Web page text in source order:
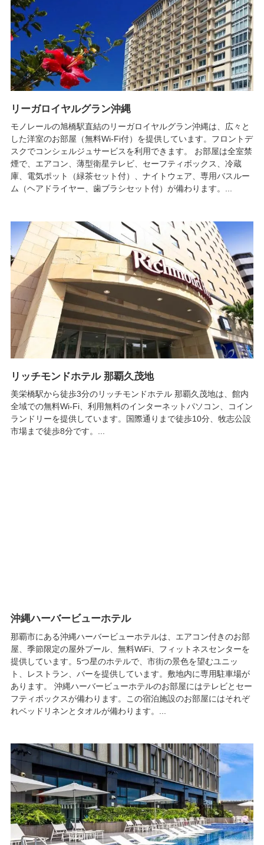
リーガロイヤルグラン沖縄
モノレールの旭橋駅直結のリーガロイヤルグラン沖縄は、広々と
した洋室のお部屋（無料Wi-Fi付）を提供しています。フロントデ
スクでコンシェルジュサービスを利用できます。 お部屋は全室禁
煙で、エアコン、薄型衛星テレビ、セーフティボックス、冷蔵
庫、電気ポット（緑茶セット付）、ナイトウェア、専用バスルー
ム（ヘアドライヤー、歯ブラシセット付）が備わります。...
リッチモンドホテル 那覇久茂地
美栄橋駅から徒歩3分のリッチモンドホテル 那覇久茂地は、館内
全域での無料Wi-Fi、利用無料のインターネットパソコン、コイン
ランドリーを提供しています。国際通りまで徒歩10分、牧志公設
市場まで徒歩8分です。...
沖縄ハーバービューホテル
那覇市にある沖縄ハーバービューホテルは、エアコン付きのお部
屋、季節限定の屋外プール、無料WiFi、フィットネスセンターを
提供しています。5つ星のホテルで、市街の景色を望むユニッ
ト、レストラン、バーを提供しています。敷地内に専用駐車場が
あります。 沖縄ハーバービューホテルのお部屋にはテレビとセー
フティボックスが備わります。この宿泊施設のお部屋にはそれぞ
れベッドリネンとタオルが備わります。...